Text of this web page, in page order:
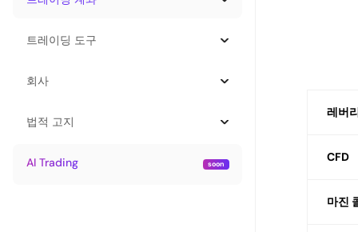
트레이딩 도구
회사
법적 고지
AI Trading
레버
CFD
마진